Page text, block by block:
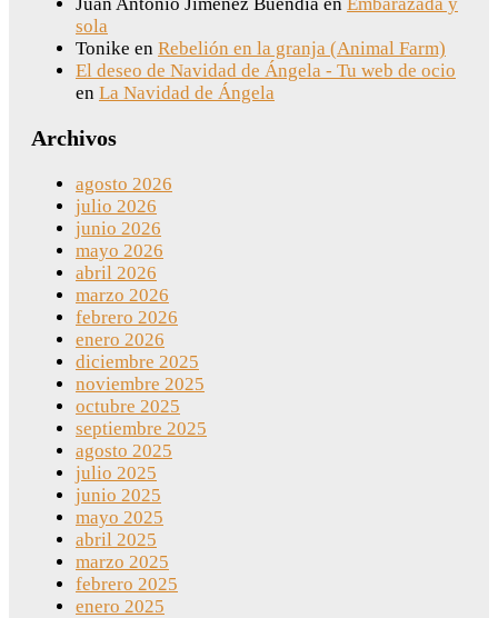
sola
Tonike en Rebelión en la granja (Animal Farm)
El deseo de Navidad de Ángela - Tu web de ocio
en La Navidad de Ángela
Archivos
agosto 2026
julio 2026
junio 2026
mayo 2026
abril 2026
marzo 2026
febrero 2026
enero 2026
diciembre 2025
noviembre 2025
octubre 2025
septiembre 2025
agosto 2025
julio 2025
junio 2025
mayo 2025
abril 2025
marzo 2025
febrero 2025
enero 2025